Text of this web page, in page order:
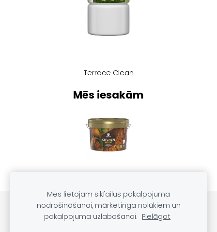
Mēs iesakām
Terrace Clean
PRODUKTU KATALOGS SĪKDATNES
Mēs lietojam sīkfailus pakalpojuma
nodrošināšanai, mārketinga nolūkiem un
pakalpojuma uzlabošanai. Pielāgot